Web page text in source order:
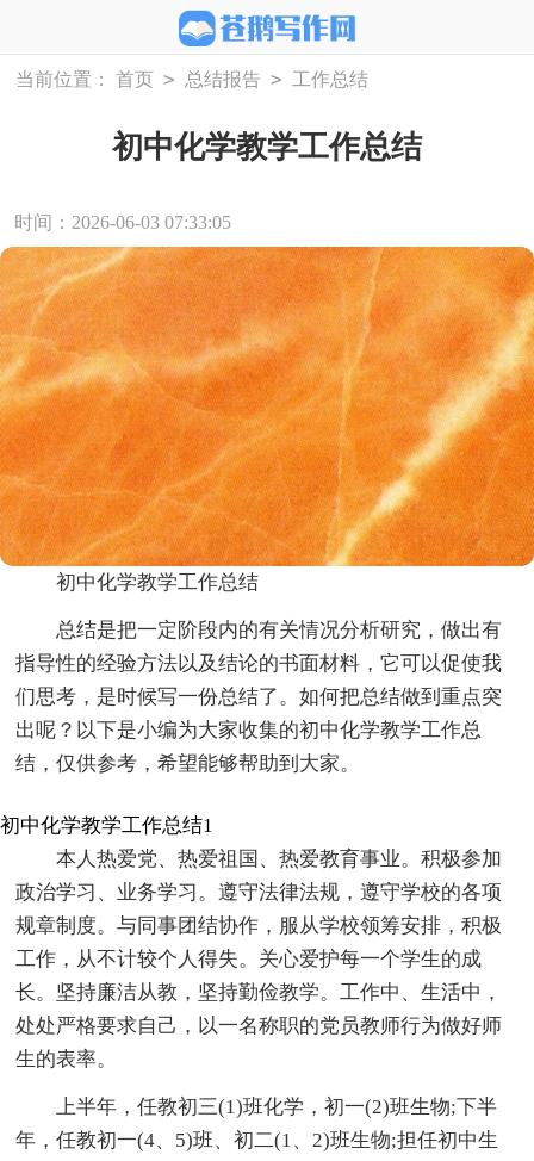
当前位置： 首页 > 总结报告 > 工作总结
初中化学教学工作总结
时间：2026-06-03 07:33:05
初中化学教学工作总结
总结是把一定阶段内的有关情况分析研究，做出有
指导性的经验方法以及结论的书面材料，它可以促使我
们思考，是时候写一份总结了。如何把总结做到重点突
出呢？以下是小编为大家收集的初中化学教学工作总
结，仅供参考，希望能够帮助到大家。
初中化学教学工作总结1
本人热爱党、热爱祖国、热爱教育事业。积极参加
政治学习、业务学习。遵守法律法规，遵守学校的各项
规章制度。与同事团结协作，服从学校领筹安排，积极
工作，从不计较个人得失。关心爱护每一个学生的成
长。坚持廉洁从教，坚持勤俭教学。工作中、生活中，
处处严格要求自己，以一名称职的党员教师行为做好师
生的表率。
上半年，任教初三(1)班化学，初一(2)班生物;下半
年，任教初一(4、5)班、初二(1、2)班生物;担任初中生